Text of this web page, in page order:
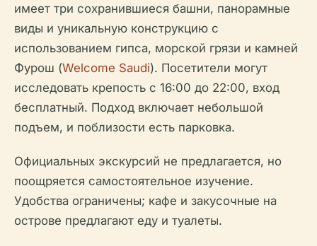
имеет три сохранившиеся башни, панорамные
виды и уникальную конструкцию с
использованием гипса, морской грязи и камней
Фурош (Welcome Saudi). Посетители могут
исследовать крепость с 16:00 до 22:00, вход
бесплатный. Подход включает небольшой
подъем, и поблизости есть парковка.
Официальных экскурсий не предлагается, но
поощряется самостоятельное изучение.
Удобства ограничены; кафе и закусочные на
острове предлагают еду и туалеты.